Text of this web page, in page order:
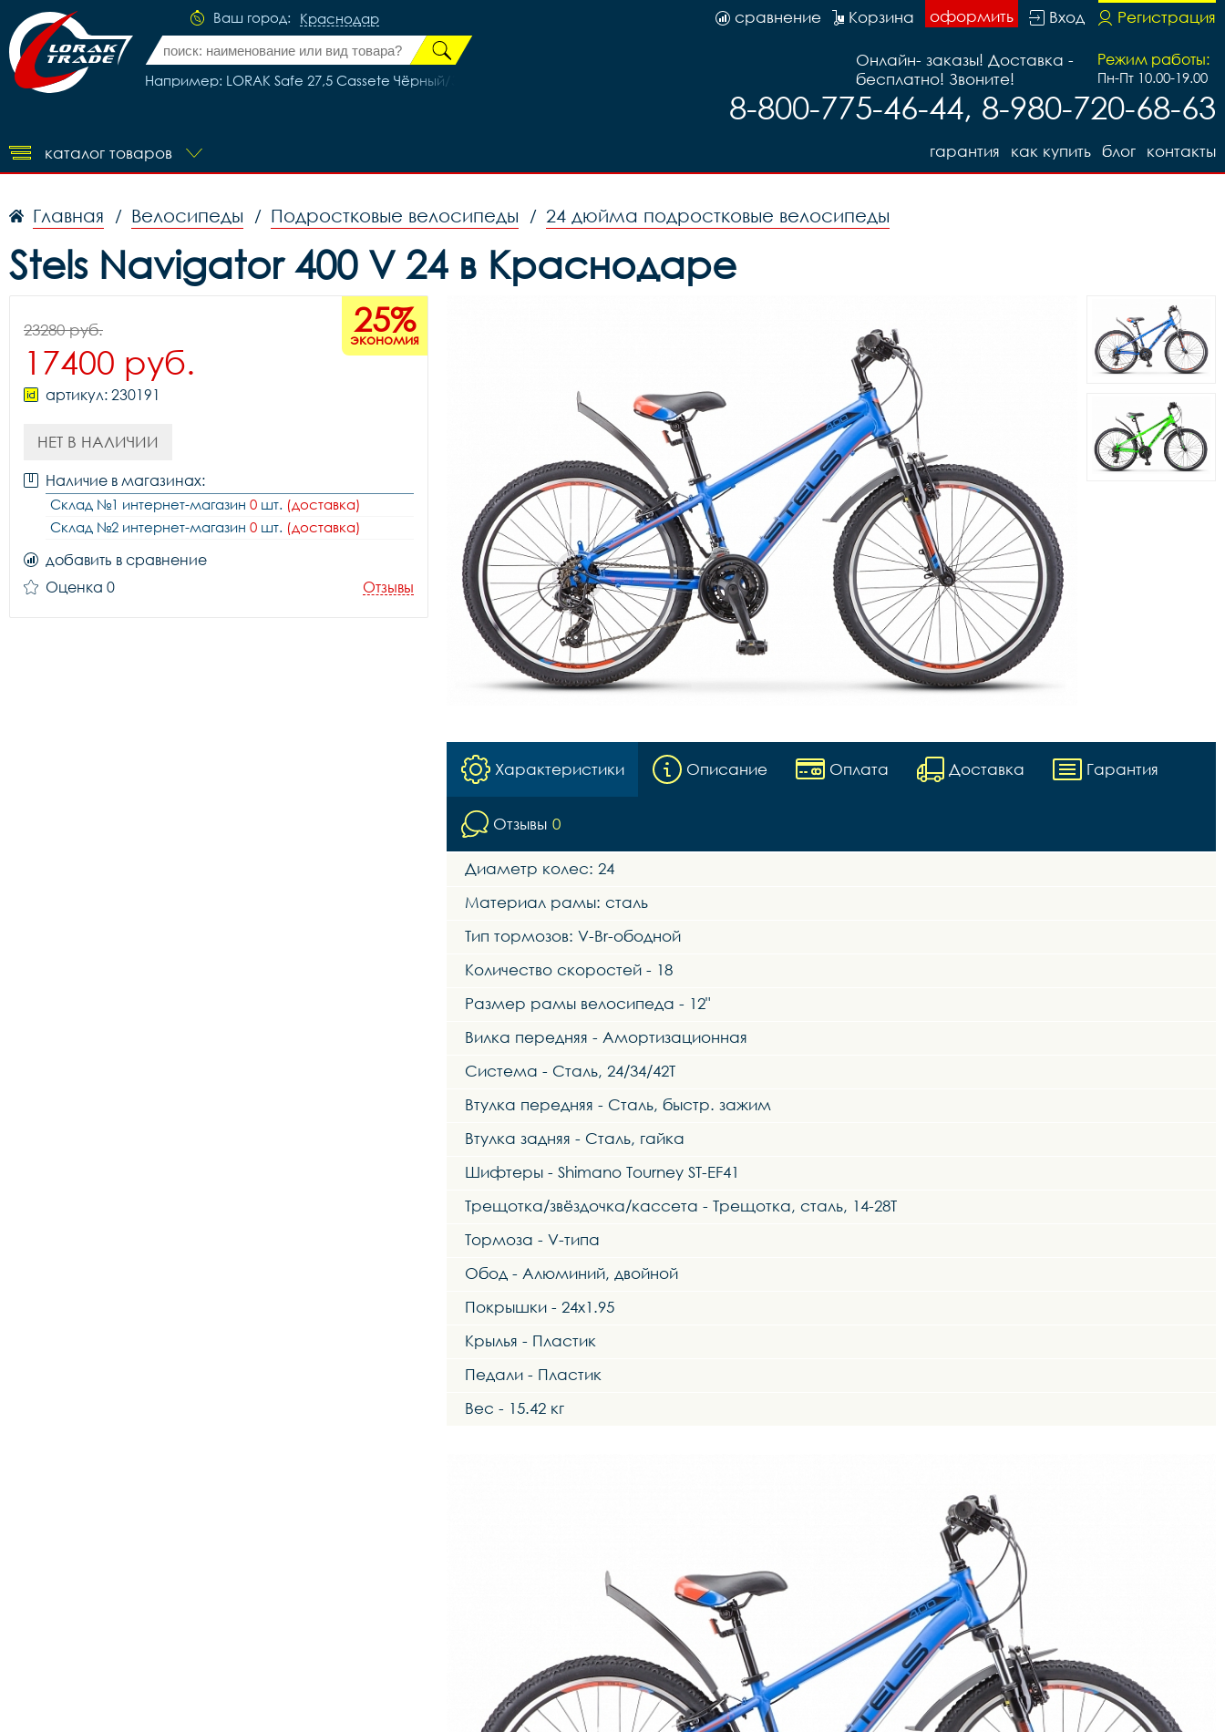
Ваш город: Краснодар
Например: LORAK Safe 27,5 Cassete Чёрный/Зелёный 19р (на рост 171-182)
Регистрация
Вход
оформить
Корзина
сравнение
Режим работы:
Пн-Пт 10.00-19.00
Онлайн- заказы! Доставка -
бесплатно! Звоните!
8-800-775-46-44, 8-980-720-68-63
каталог товаров контакты
блог
как купить
гарантия
Главная / Велосипеды / Подростковые велосипеды / 24 дюйма подростковые велосипеды
Stels Navigator 400 V 24 в Краснодаре
25%
экономия
23280 руб.
17400 руб.
артикул: 230191
НЕТ В НАЛИЧИИ
Наличие в магазинах:
Склад №1 интернет-магазин 0 шт. (доставка)
Склад №2 интернет-магазин 0 шт. (доставка)
добавить в сравнение
Оценка 0
Отзывы
Характеристики Описание Оплата Доставка Гарантия
Отзывы 0
Диаметр колес: 24
Материал рамы: сталь
Тип тормозов: V-Br-ободной
Количество скоростей - 18
Размер рамы велосипеда - 12"
Вилка передняя - Амортизационная
Система - Сталь, 24/34/42Т
Втулка передняя - Сталь, быстр. зажим
Втулка задняя - Сталь, гайка
Шифтеры - Shimano Tourney ST-EF41
Трещотка/звёздочка/кассета - Трещотка, сталь, 14-28Т
Тормоза - V-типа
Обод - Алюминий, двойной
Покрышки - 24x1.95
Крылья - Пластик
Педали - Пластик
Вес - 15.42 кг